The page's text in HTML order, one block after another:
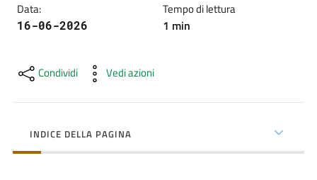
Come
territorio
Data:
16-06-2026
Tempo di lettura
1 min
Condividi Vedi azioni
INDICE DELLA PAGINA